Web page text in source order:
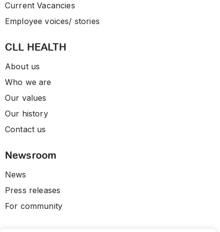
Current Vacancies
Employee voices/ stories
CLL HEALTH
About us
Who we are
Our values
Our history
Contact us
Newsroom
News
Press releases
For community